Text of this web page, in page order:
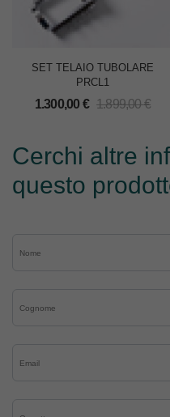
SET TELAIO TUBOLARE
PRCL1
1.300,00 € 1.899,00€
Cerchi altre
questo